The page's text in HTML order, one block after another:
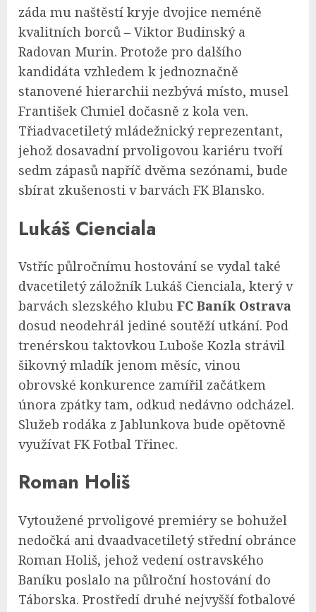
záda mu naštěstí kryje dvojice neméně
kvalitních borců – Viktor Budinský a
Radovan Murin. Protože pro dalšího
kandidáta vzhledem k jednoznačně
stanovené hierarchii nezbývá místo, musel
František Chmiel dočasně z kola ven.
Třiadvacetiletý mládežnický reprezentant,
jehož dosavadní prvoligovou kariéru tvoří
sedm zápasů napříč dvěma sezónami, bude
sbírat zkušenosti v barvách FK Blansko.
Lukáš Cienciala
Vstříc půlročnímu hostování se vydal také
dvacetiletý záložník Lukáš Cienciala, který v
barvách slezského klubu FC Baník Ostrava
dosud neodehrál jediné soutěží utkání. Pod
trenérskou taktovkou Luboše Kozla strávil
šikovný mladík jenom měsíc, vinou
obrovské konkurence zamířil začátkem
února zpátky tam, odkud nedávno odcházel.
Služeb rodáka z Jablunkova bude opětovně
využívat FK Fotbal Třinec.
Roman Holiš
Vytoužené prvoligové premiéry se bohužel
nedočká ani dvaadvacetiletý střední obránce
Roman Holiš, jehož vedení ostravského
Baníku poslalo na půlroční hostování do
Táborska. Prostředí druhé nejvyšší fotbalové